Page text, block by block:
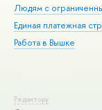
Людям с
Единая платежная
Работа в Вышке
Редактору